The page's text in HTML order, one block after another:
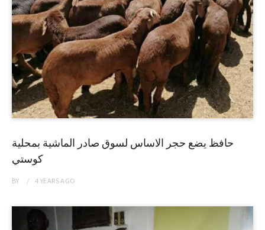
حافظ يضع حجر الاساس لسوق صادر الماشية بمحلية
كوستي
BY 4 YEARSAGO